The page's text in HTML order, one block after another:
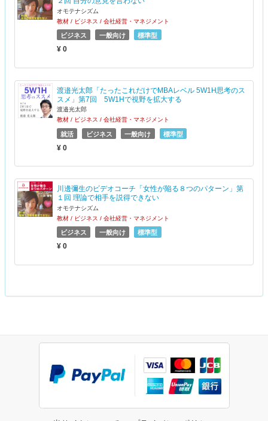
オモテナシズム
教材 / ビジネス / 会社経営・マネジメント
ビジネス 一般向け 標準型
¥ 0
渡邉光太郎「たったこれだけでMBAレベル 5W1H思考のス
スメ」第7回 5W1Hで視野を拡大する
渡邉光太郎
教材 / ビジネス / 会社経営・マネジメント
就活 ビジネス 一般向け 標準型
¥ 0
川邊彌生のビデオコーチ「女性が陥る８つのパターン」第
１回 理論で相手を説得できない
オモテナシズム
教材 / ビジネス / 会社経営・マネジメント
ビジネス 一般向け 標準型
¥ 0